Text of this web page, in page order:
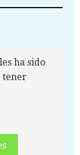
ha sido
tener